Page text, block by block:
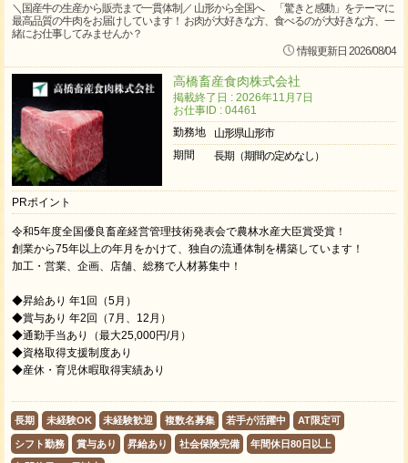
＼国産牛の生産から販売まで一貫体制／ 山形から全国へ 「驚きと感動」をテーマに
最高品質の牛肉をお届けしています！ お肉が大好きな方、食べるのが大好きな方、一
緒にお仕事してみませんか？
情報更新日 2026/08/04
高橋畜産食肉株式会社
掲載終了日 : 2026年11月7日
お仕事ID : 04461
勤務地
山形県山形市
期間
長期（期間の定めなし）
PRポイント
令和5年度全国優良畜産経営管理技術発表会で農林水産大臣賞受賞！
創業から75年以上の年月をかけて、独自の流通体制を構築しています！
加⼯・営業、企画、店舗、総務で人材募集中！
◆昇給あり 年1回（5月）
◆賞与あり 年2回（7月、12月）
◆通勤手当あり（最大25,000円/月）
◆資格取得支援制度あり
◆産休・育児休暇取得実績あり
長期 未経験OK 未経験歓迎 複数名募集 若手が活躍中 AT限定可
シフト勤務 賞与あり 昇給あり 社会保険完備 年間休日80日以上